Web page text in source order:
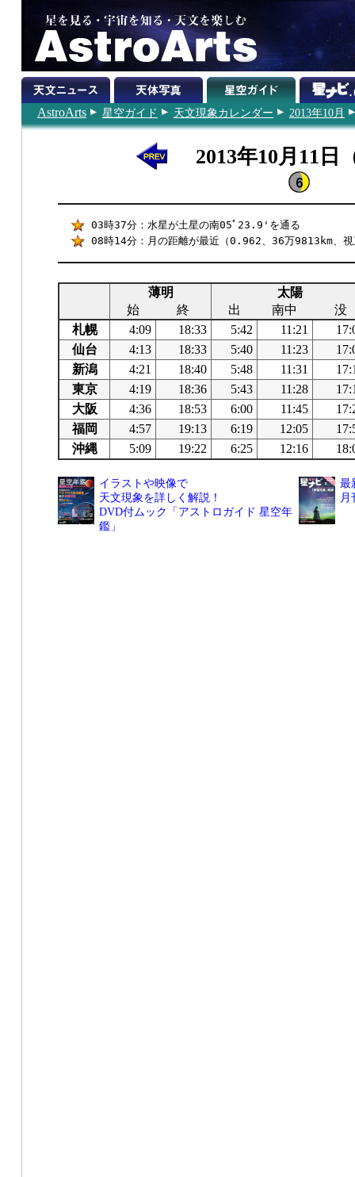
AstroArts 星空ガイド 天文現象カレンダー 2013年10月
2013年10月11日
03時37分：水星が土星の南05ﾟ23.9'を通る
08時14分：月の距離が最近（0.962、36万9813km、
薄明
太陽
始
終 出 南中
没
札幌
4:09 18:33 5:42 11:21
仙台
4:13 18:33 5:40 11:23
新潟
4:21 18:40 5:48 11:31
東京
4:19 18:36 5:43 11:28
大阪
4:36 18:53 6:00 11:45
福岡
4:57 19:13 6:19 12:05
沖縄
5:09 19:22 6:25 12:16
イラストや映像で
天文現象を詳しく解説！
DVD付ムック「アストロガイド 星空年
鑑」
最
月